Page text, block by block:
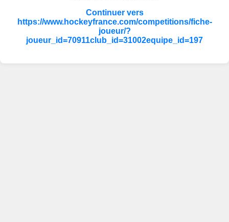
Continuer vers
https://www.hockeyfrance.com/competitions/fiche-
joueur/?
joueur_id=70911club_id=31002equipe_id=197